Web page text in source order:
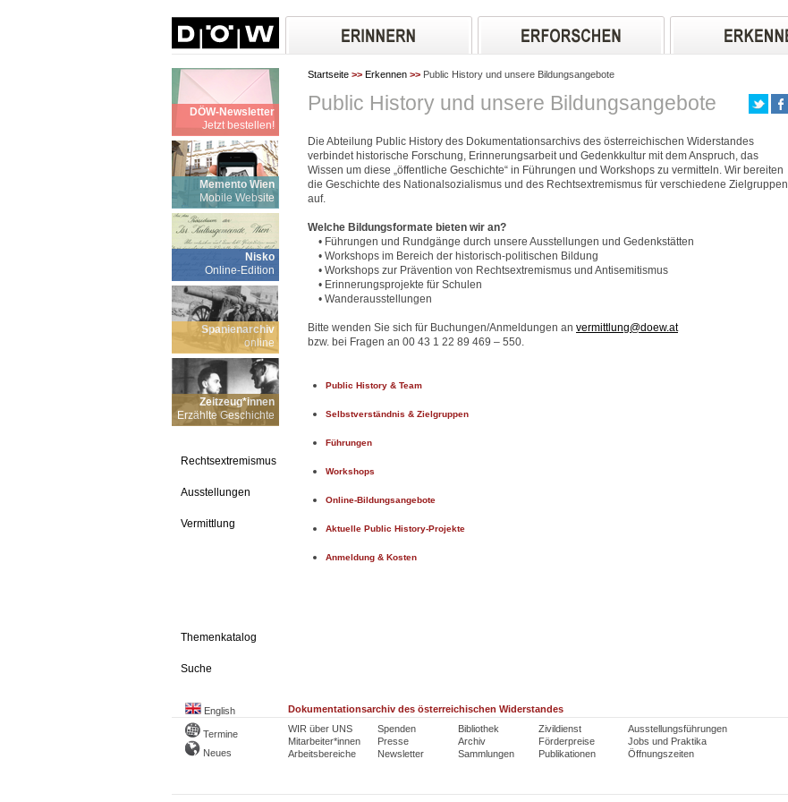
DÖW-Newsletter
Jetzt bestellen!
Memento Wien
Mobile Website
Nisko
Online-Edition
Spanienarchiv
online
Zeitzeug*innen
Erzählte Geschichte
Rechtsextremismus
Ausstellungen
Vermittlung
Themenkatalog
Suche
Startseite >> Erkennen >> Public History und unsere Bildungsangebote
Public History und unsere Bildungsangebote
Die Abteilung Public History des Dokumentationsarchivs des österreichischen Widerstandes
verbindet historische Forschung, Erinnerungsarbeit und Gedenkkultur mit dem Anspruch, das
Wissen um diese „öffentliche Geschichte“ in Führungen und Workshops zu vermitteln. Wir bereiten
die Geschichte des Nationalsozialismus und des Rechtsextremismus für verschiedene Zielgruppen
auf.
Welche Bildungsformate bieten wir an?
• Führungen und Rundgänge durch unsere Ausstellungen und Gedenkstätten
• Workshops im Bereich der historisch-politischen Bildung
• Workshops zur Prävention von Rechtsextremismus und Antisemitismus
• Erinnerungsprojekte für Schulen
• Wanderausstellungen
Bitte wenden Sie sich für Buchungen/Anmeldungen an vermittlung@doew.at
bzw. bei Fragen an 00 43 1 22 89 469 – 550.
Public History & Team
Selbstverständnis & Zielgruppen
Führungen
Workshops
Online-Bildungsangebote
Aktuelle Public History-Projekte
Anmeldung & Kosten
English Dokumentationsarchiv des österreichischen Widerstandes
Termine
Neues
WIR über UNS
Mitarbeiter*innen
Arbeitsbereiche
Spenden
Presse
Newsletter
Bibliothek
Archiv
Sammlungen
Zivildienst
Förderpreise
Publikationen
Ausstellungsführungen
Jobs und Praktika
Öffnungszeiten